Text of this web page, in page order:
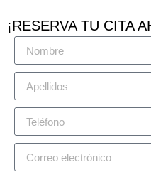
¡RESERVA TU CITA